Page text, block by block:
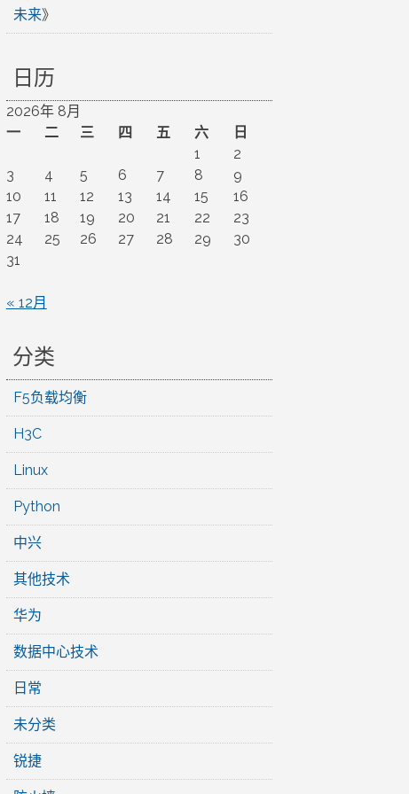
未来》
日历
2026年 8月
一
二 三 四 五 六
日
1
2
3
4 5 6 7 8
9
10
11 12 13 14 15
16
17
18 19 20 21 22
23
24
25 26 27 28 29
30
31
« 12月
分类
F5负载均衡
H3C
Linux
Python
中兴
其他技术
华为
数据中心技术
日常
未分类
锐捷